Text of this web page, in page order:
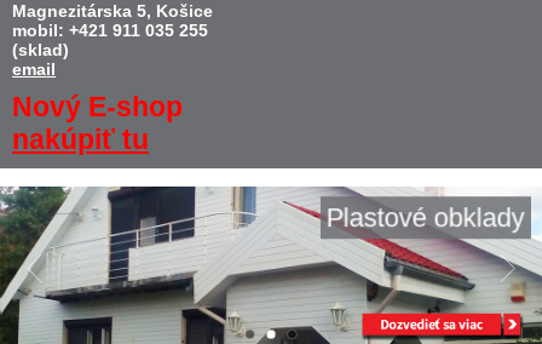
Magnezitárska 5, Košice
mobil: +421 911 035 255
(sklad)
email
Nový E-shop
nakúpiť tu
Plastové obklady